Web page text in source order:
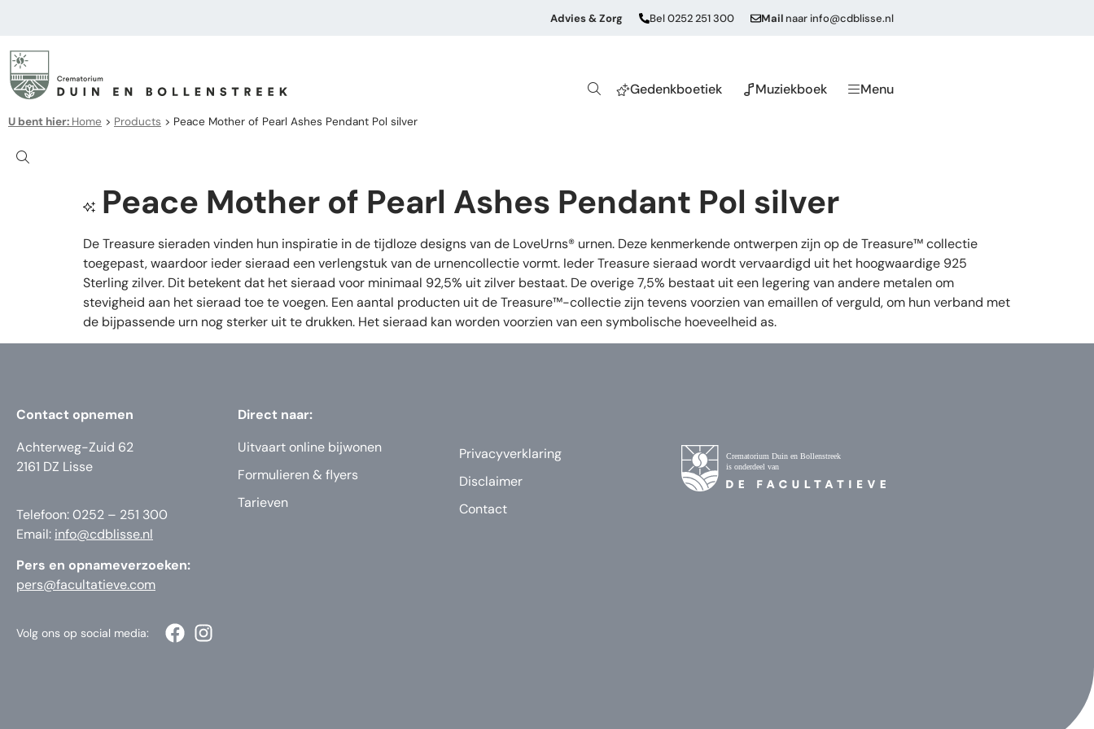
Advies & Zorg Bel 0252 251 300 Mail naarinfo@cdblisse.nl
Gedenkboetiek Muziekboek Menu
U bent hier: Home > Products > Peace Mother of Pearl Ashes Pendant Pol silver
Peace Mother of Pearl Ashes Pendant Pol silver
De Treasure sieraden vinden hun inspiratie in de tijdloze designs van de LoveUrns® urnen. Deze kenmerkende ontwerpen zijn op de Treasure™ collectie
toegepast, waardoor ieder sieraad een verlengstuk van de urnencollectie vormt. Ieder Treasure sieraad wordt vervaardigd uit het hoogwaardige 925
Sterling zilver. Dit betekent dat het sieraad voor minimaal 92,5% uit zilver bestaat. De overige 7,5% bestaat uit een legering van andere metalen om
stevigheid aan het sieraad toe te voegen. Een aantal producten uit de Treasure™-collectie zijn tevens voorzien van emaillen of verguld, om hun verband met
de bijpassende urn nog sterker uit te drukken. Het sieraad kan worden voorzien van een symbolische hoeveelheid as.
Contact opnemen
Achterweg-Zuid 62
2161 DZ Lisse
Telefoon: 0252 – 251 300
Email: info@cdblisse.nl
Pers en opnameverzoeken:
pers@facultatieve.com
Direct naar:
Uitvaart online bijwonen
Formulieren & flyers
Tarieven
Privacyverklaring
Disclaimer
Contact
Volg ons op social media: